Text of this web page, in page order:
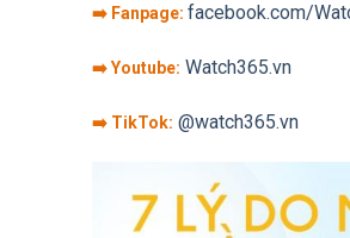
➡️ Fanpage: facebook.com/
➡️ Youtube: Watch365.vn
➡️ TikTok: @watch365.vn